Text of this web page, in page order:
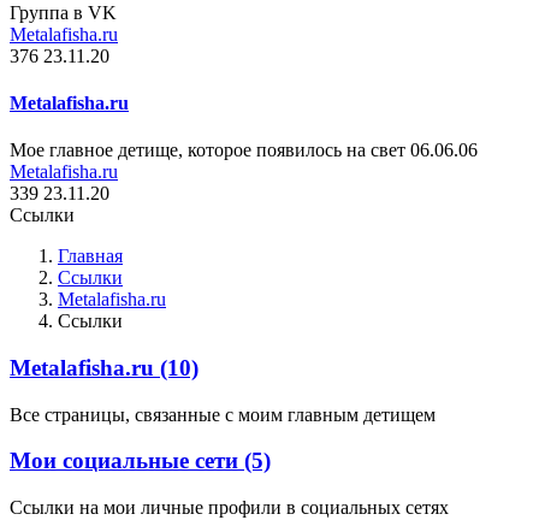
Группа в VK
Metalafisha.ru
376 23.11.20
Metalafisha.ru
Мое главное детище, которое появилось на свет 06.06.06
Metalafisha.ru
339 23.11.20
Ссылки
Главная
Ссылки
Metalafisha.ru
Ссылки
Metalafisha.ru (10)
Все страницы, связанные с моим главным детищем
Мои социальные сети (5)
Ссылки на мои личные профили в социальных сетях